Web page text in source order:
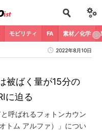
モビリティ FA 素材／化学
2022年8月10日
被ばく量が15分の
に迫る
呼ばれるフォトンカウン
トム アルファ）」につい